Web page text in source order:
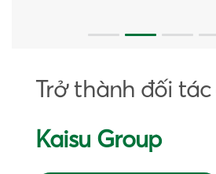
Trở thành đối
Kaisu Group